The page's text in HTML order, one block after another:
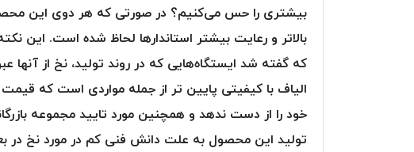
بیشتری را حس می‌کنیم؟ در صورتی که هر دوی این
بالاتر و رعایت بیشتر استاندارها لحاظ شده است.
که گفته شد ایستگاه‌هایی که در روند تولید، نخ از آنها
الیاف با کیفیتی پایین تر از جمله مواردی است که
خود را از دست ندهد و همچنین مورد تایید مجموعه
تولید این محصول به علت دانش فنی کم در مورد نخ در